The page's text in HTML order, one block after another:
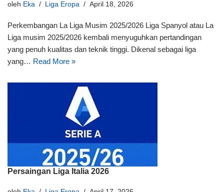
oleh Eka Liga Eropa April 18, 2026
Perkembangan La Liga Musim 2025/2026 Liga Spanyol atau La
Liga musim 2025/2026 kembali menyuguhkan pertandingan
yang penuh kualitas dan teknik tinggi. Dikenal sebagai liga
yang… Read More »
Persaingan Liga Italia 2026